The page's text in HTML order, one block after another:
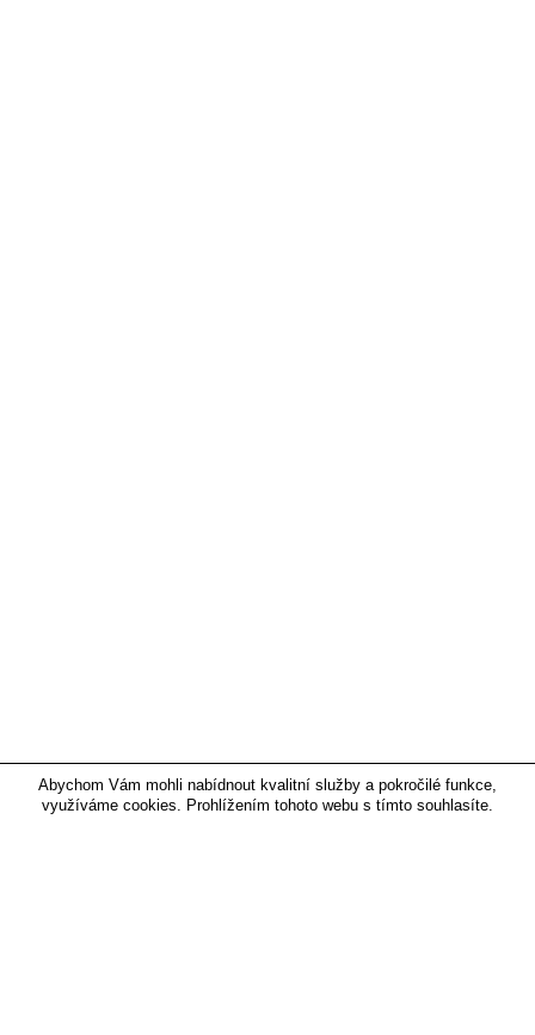
Abychom Vám mohli nabídnout kvalitní služby a pokročilé funkce,
využíváme cookies. Prohlížením tohoto webu s tímto souhlasíte.